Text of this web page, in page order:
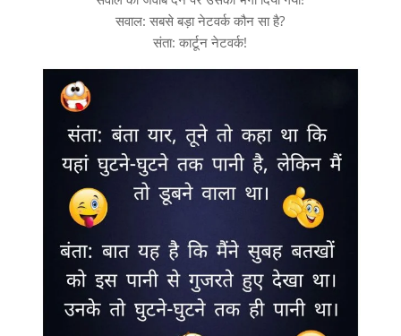
सवाल: सबसे बड़ा नेटवर्क कौन सा है?
संता: कार्टून नेटवर्क!